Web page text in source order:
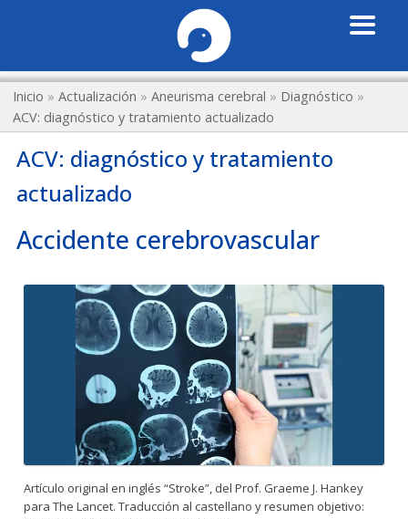
Inicio »Actualización »Aneurisma cerebral » Diagnóstico »
ACV: diagnóstico y tratamiento actualizado
ACV: diagnóstico y tratamiento
actualizado
Accidente cerebrovascular
Artículo original en inglés “Stroke”, del Prof. Graeme J. Hankey
para The Lancet. Traducción al castellano y resumen objetivo: